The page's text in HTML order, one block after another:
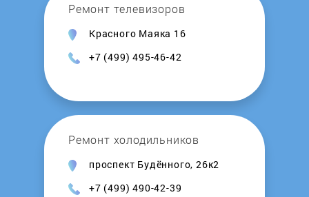
Kentatsu
Kerona
Kirovskiy zavod
Kiturami
Ремонт телевизоров
Красного Маяка 16
+7 (499) 495-46-42
Ремонт холодильников
проспект Будённого, 26к2
+7 (499) 490-42-39